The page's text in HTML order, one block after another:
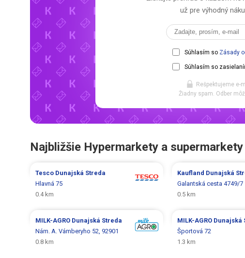
už pre výhodný
Súhlasím so Zásady
Súhlasím so
Rešpektujeme e-
Žiadny spam. Odber
Najbližšie Hypermarkety a supermarkety
Tesco Dunajská Streda
Hlavná 75
0.4 km
Kaufland Dunajská
Galantská cesta 4749/7
0.5 km
MILK-AGRO Dunajská Streda
Nám. A. Vámberyho 52, 92901
0.8 km
MILK-AGRO Dunajská
Športová 72
1.3 km